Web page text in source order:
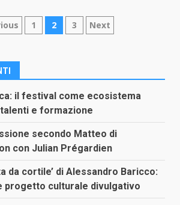
1 2 3 Next
il festival come ecosistema
e formazione
secondo Matteo di
con Julian Prégardien
da cortile’ di Alessandro Baricco:
progetto culturale divulgativo